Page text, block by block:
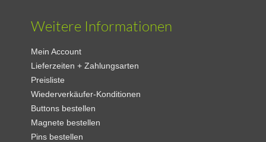
Weitere Informationen
Mein Account
Lieferzeiten + Zahlungsarten
Preisliste
Wiederverkäufer-Konditionen
Buttons bestellen
Magnete bestellen
Pins bestellen